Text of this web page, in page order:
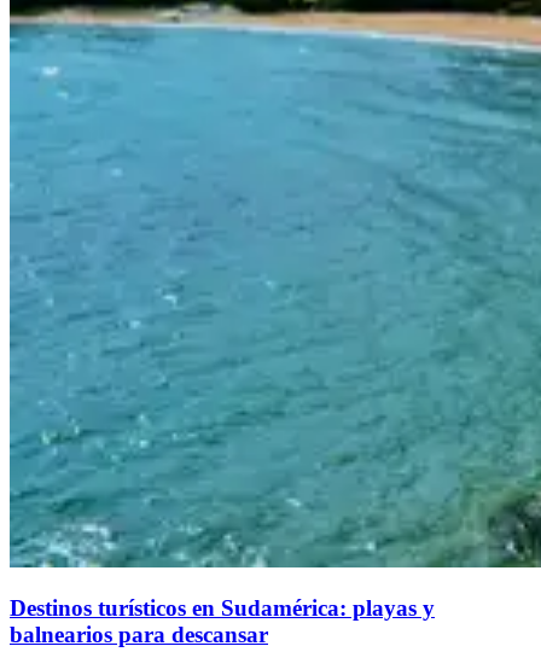
Destinos turísticos en Sudamérica: playas y
balnearios para descansar